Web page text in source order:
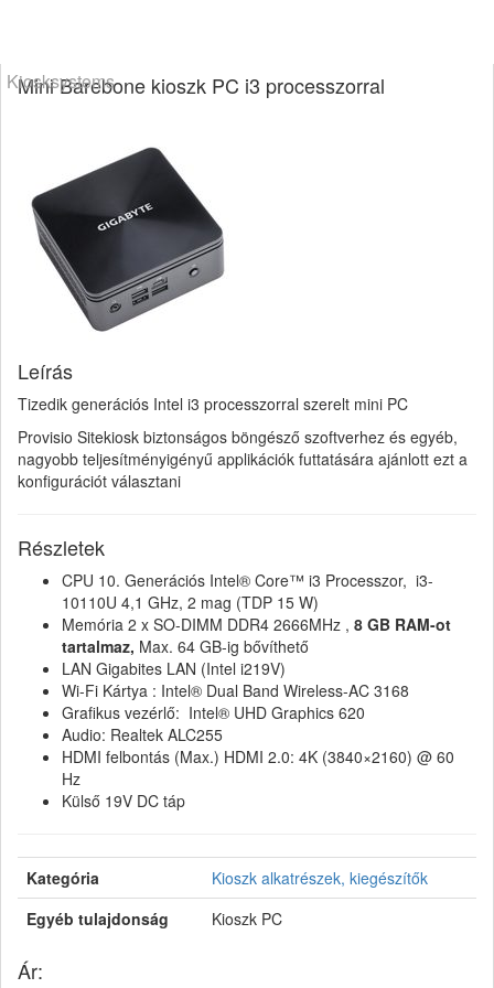
Kiosksystems
Mini Barebone kioszk PC i3 processzorral
Leírás
Tizedik generációs Intel i3 processzorral szerelt mini PC
Provisio Sitekiosk biztonságos böngésző szoftverhez és egyéb,
nagyobb teljesítményigényű applikációk futtatására ajánlott ezt a
konfigurációt választani
Részletek
CPU 10. Generációs Intel® Core™ i3 Processzor, i3-
10110U 4,1 GHz, 2 mag (TDP 15 W)
Memória 2 x SO-DIMM DDR4 2666MHz , 8 GB RAM-ot
tartalmaz, Max. 64 GB-ig bővíthető
LAN Gigabites LAN (Intel i219V)
Wi-Fi Kártya : Intel® Dual Band Wireless-AC 3168
Grafikus vezérlő: Intel® UHD Graphics 620
Audio: Realtek ALC255
HDMI felbontás (Max.) HDMI 2.0: 4K (3840×2160) @ 60
Hz
Külső 19V DC táp
Kategória
Kioszk alkatrészek, kiegészítők
Egyéb tulajdonság
Kioszk PC
Ár: